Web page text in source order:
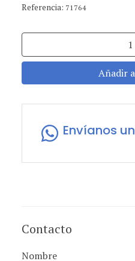
Referencia: 71764
Añadir
Envíanos
Contacto
Nombre